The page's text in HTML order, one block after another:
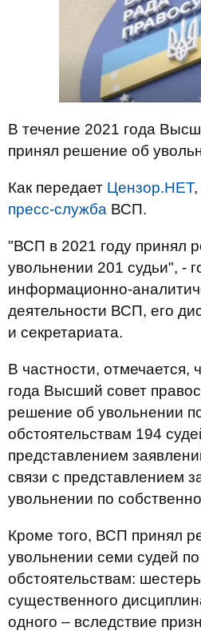
В течение 2021 года
принял решение об
Как передает Цензор.НЕТ,
пресс-служба ВСП.
"ВСП в 2021 году принял
увольнении 201 судьи", -
информационно-
деятельности ВСП, его
и секретариата.
В частности, отмечается,
года Высший совет
решение об увольнении
обстоятельствам 194
представлением
связи с представлением
увольнении по
Кроме того, ВСП принял
увольнении семи судей
обстоятельствам:
существенного
одного – вследствие